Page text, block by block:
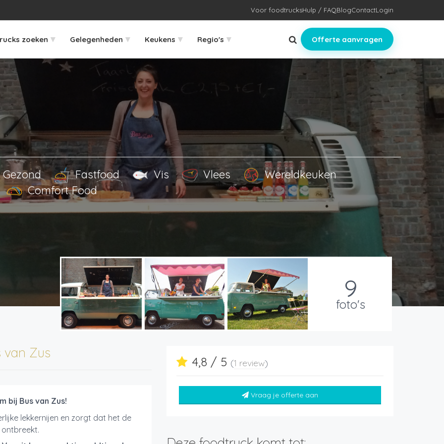
Voor foodtrucksHulp / FAQBlogContactLogin
zoeken ▾ Gelegenheden ▾ Keukens ▾ Regio's ▾ Offerte aanvragen
Gezond Fastfood Vis Vlees
Wereldkeuken
Comfort Food
9
foto's
van Zus
bij Bus van Zus!
lekkernijen en zorgt dat het de
4,8 / 5 (1 review)
Vraag je offerte aan